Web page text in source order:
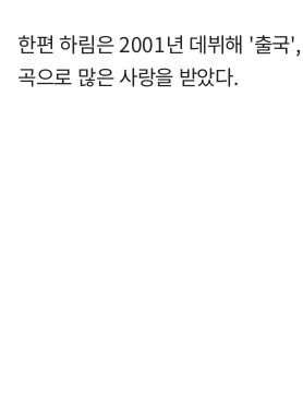
한편 하림은 2001년 데뷔해 '출국
곡으로 많은 사랑을 받았다.